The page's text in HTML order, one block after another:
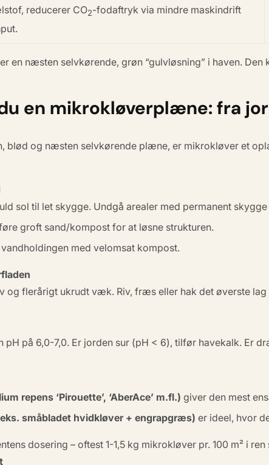
reducerer CO2-fodaftryk via mindre maskindrift
en næsten selvkørende, grøn “gulvløsning” i haven.
en mikrokløverplæne: fra
blød og næsten selvkørende plæne, er mikrokløver et
sol til let skygge. Undgå arealer med permanent
groft sand/kompost for at løsne strukturen.
med velomsat kompost.
og flerårigt ukrudt væk. Riv, fræs eller hak det øverste
pH på 6,0-7,0. Er jorden sur (pH < 6), tilfør havekalk. Er
repens ‘Pirouette’, ‘AberAce’ m.fl.) giver den mest
småbladet hvidkløver + engrapgræs) er ideel, hvor
dosering – oftest 1-1,5 kg mikrokløver pr. 100 m² i